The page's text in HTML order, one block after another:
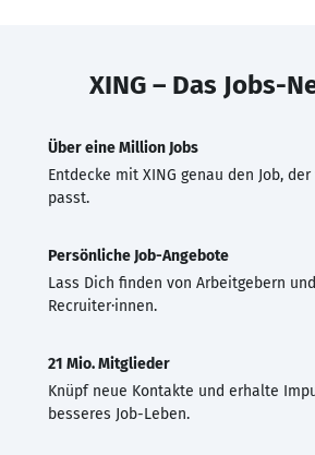
XING – Das Jobs-
Über eine Million Jobs
Entdecke mit XING genau den Job,
passt.
Persönliche Job-Angebote
Lass Dich finden von Arbeitgebern
Recruiter·innen.
21 Mio. Mitglieder
Knüpf neue Kontakte und erhalte
besseres Job-Leben.